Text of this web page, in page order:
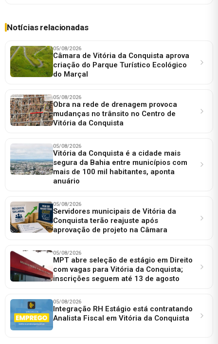
Notícias relacionadas
05/08/2026
Câmara de Vitória da Conquista aprova
criação do Parque Turístico Ecológico
do Marçal
05/08/2026
Obra na rede de drenagem provoca
mudanças no trânsito no Centro de
Vitória da Conquista
05/08/2026
Vitória da Conquista é a cidade mais
segura da Bahia entre municípios com
mais de 100 mil habitantes, aponta
anuário
05/08/2026
Servidores municipais de Vitória da
Conquista terão reajuste após
aprovação de projeto na Câmara
05/08/2026
MPT abre seleção de estágio em Direito
com vagas para Vitória da Conquista;
inscrições seguem até 13 de agosto
05/08/2026
Integração RH Estágio está contratando
Analista Fiscal em Vitória da Conquista